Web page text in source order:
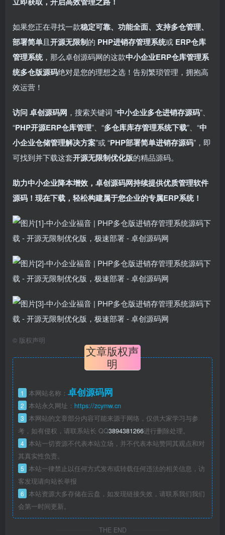
如果您正在寻找一款稳定可靠、功能全面、支持多仓管理、
部署简单且开源无限制的 ​ PHP进销存管理系统或 ​ ERP仓库
管理系统，那么卓创源码网的这款中小企业ERP仓库管理系
统多仓版源码绝对是您的理想之选！告别繁琐管理，拥抱高
效运营！
访问 卓创源码网 ，搜索关键词 “中小企业多仓进销存源码”、
“PHP开源ERP仓库管理”、“多仓库库存管理系统下载”、“中
小企业仓储管理解决方案”或 “PHP部署简单进销存源码”，即
可找到并下载这套开源无限制优化版的精品源码。
助力中小企业降本增效，卓创源码网持续提供优质管理软件
源码！现在下载，轻松构建属于您企业的专属ERP系统！​
© 版权声明
文章版权声
明
1 本网站名称： 卓创源码网
2 本站永久网址： https://zcymw.cn
3 本网站的文章部分内容可能来源于网络，仅供大家学习与参
考，如有侵权，请联系站长 QQ3894381266进行删除处理。
4 本站一切资源不代表本站立场，并不代表本站赞同其观点和对
其真实性负责。
5 本站一律禁止以任何方式发布或转载任何违法的相关信息，访
客发现请向站长举报
6 本站资源大多存储在云盘，如发现链接失效，请联系我们我们
会第一时间更新。
THE END